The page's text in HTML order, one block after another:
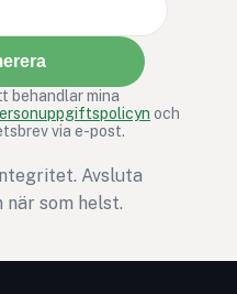
behandlar mina
och
via e-post.
Avsluta
när som helst.